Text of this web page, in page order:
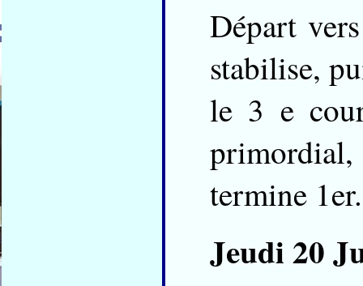
Départ
stabilise,
le 3 e
termine 1er.
Jeudi 20